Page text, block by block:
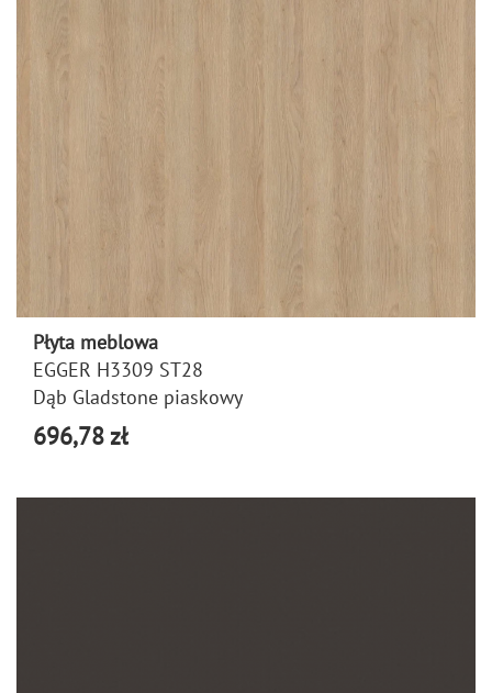
Płyta meblowa
EGGER H3309 ST28
Dąb Gladstone piaskowy
696,78 zł